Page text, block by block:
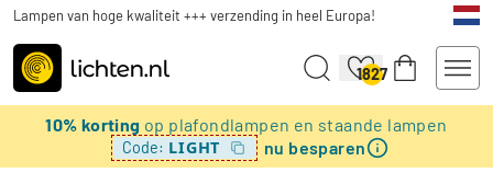
Lampen van hoge kwaliteit +++ verzending in heel Europa!
1827
10% korting op plafondlampen en staande lampen
Code: LIGHT nu besparen